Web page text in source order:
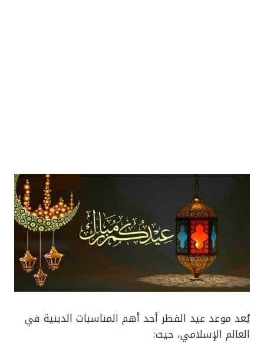
يُعد موعد عيد الفطر أحد أهم المناسبات الدينية في
العالم الإسلامي، حيث: